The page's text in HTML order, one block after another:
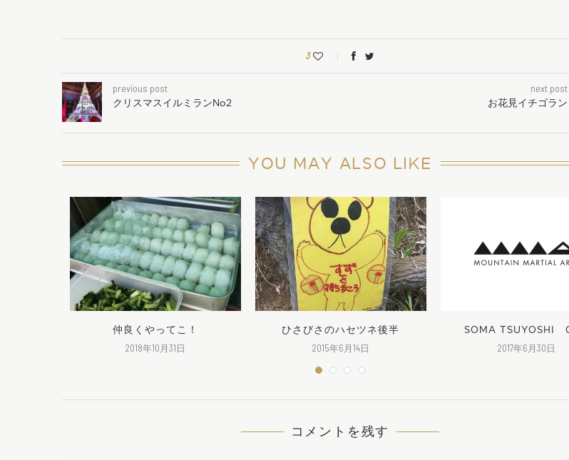
3
previous post
クリスマスイルミランNo2
next post
お花見イチゴラン
YOU MAY ALSO LIKE
仲良くやってこ！
2018年10月31日
ひさびさのハセツネ後半
2015年6月14日
SOMA TSUYOSHI
2017年6月30日
コメントを残す